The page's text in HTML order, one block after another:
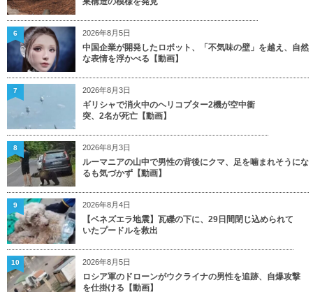
2026年8月5日
中国企業が開発したロボット、「不気味の壁」を越え、自然
な表情を浮かべる【動画】
6
2026年8月3日
ギリシャで消火中のヘリコプター2機が空中衝
突、2名が死亡【動画】
7
2026年8月3日
ルーマニアの山中で男性の背後にクマ、足を噛まれそうにな
るも気づかず【動画】
8
2026年8月4日
【ベネズエラ地震】瓦礫の下に、29日間閉じ込められて
いたプードルを救出
9
2026年8月5日
ロシア軍のドローンがウクライナの男性を追跡、自爆攻撃
を仕掛ける【動画】
10